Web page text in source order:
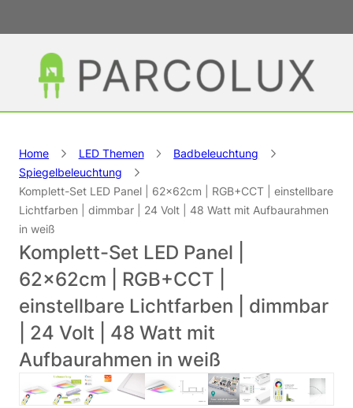
Home LED Themen
Badbeleuchtung
Spiegelbeleuchtung
Komplett-Set LED Panel | 62×62cm | RGB+CCT | einstellbare
Lichtfarben | dimmbar | 24 Volt | 48 Watt mit Aufbaurahmen
in weiß
Komplett-Set LED Panel |
62×62cm | RGB+CCT |
einstellbare Lichtfarben | dimmbar
| 24 Volt | 48 Watt mit
Aufbaurahmen in weiß